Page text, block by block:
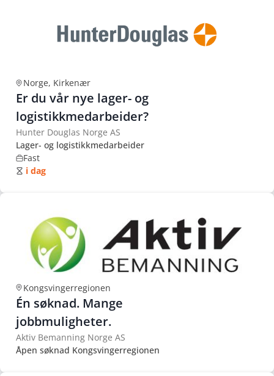
Norge, Kirkenær
Er du vår nye lager- og
logistikkmedarbeider?
Hunter Douglas Norge AS
Lager- og logistikkmedarbeider
Fast
i dag
Kongsvingerregionen
Én søknad. Mange
jobbmuligheter.
Aktiv Bemanning Norge AS
Åpen søknad Kongsvingerregionen